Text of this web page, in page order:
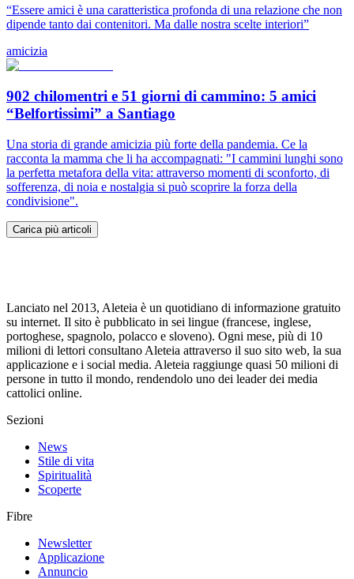
“Essere amici è una caratteristica profonda di una relazione che non
dipende tanto dai contenitori. Ma dalle nostra scelte interiori”
amicizia
902 chilomentri e 51 giorni di cammino: 5 amici
“Belfortissimi” a Santiago
Una storia di grande amicizia più forte della pandemia. Ce la
racconta la mamma che li ha accompagnati: "I cammini lunghi sono
la perfetta metafora della vita: attraverso momenti di sconforto, di
sofferenza, di noia e nostalgia si può scoprire la forza della
condivisione".
Carica più articoli
Lanciato nel 2013, Aleteia è un quotidiano di informazione gratuito
su internet. Il sito è pubblicato in sei lingue (francese, inglese,
portoghese, spagnolo, polacco e sloveno). Ogni mese, più di 10
milioni di lettori consultano Aleteia attraverso il suo sito web, la sua
applicazione e i social media. Aleteia raggiunge quasi 50 milioni di
persone in tutto il mondo, rendendolo uno dei leader dei media
cattolici online.
Sezioni
News
Stile di vita
Spiritualità
Scoperte
Fibre
Newsletter
Applicazione
Annuncio